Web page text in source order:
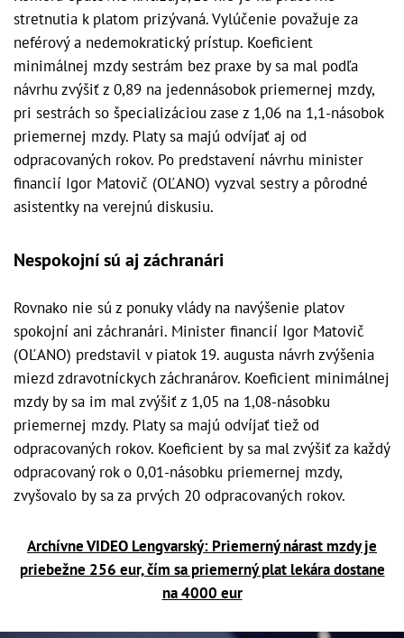
stretnutia k platom prizývaná. Vylúčenie považuje za
neférový a nedemokratický prístup. Koeficient
minimálnej mzdy sestrám bez praxe by sa mal podľa
návrhu zvýšiť z 0,89 na jedennásobok priemernej mzdy,
pri sestrách so špecializáciou zase z 1,06 na 1,1-násobok
priemernej mzdy. Platy sa majú odvíjať aj od
odpracovaných rokov. Po predstavení návrhu minister
financií Igor Matovič (OĽANO) vyzval sestry a pôrodné
asistentky na verejnú diskusiu.
Nespokojní sú aj záchranári
Rovnako nie sú z ponuky vlády na navýšenie platov
spokojní ani záchranári. Minister financií Igor Matovič
(OĽANO) predstavil v piatok 19. augusta návrh zvýšenia
miezd zdravotníckych záchranárov. Koeficient minimálnej
mzdy by sa im mal zvýšiť z 1,05 na 1,08-násobku
priemernej mzdy. Platy sa majú odvíjať tiež od
odpracovaných rokov. Koeficient by sa mal zvýšiť za každý
odpracovaný rok o 0,01-násobku priemernej mzdy,
zvyšovalo by sa za prvých 20 odpracovaných rokov.
Archívne VIDEO Lengvarský: Priemerný nárast mzdy je
priebežne 256 eur, čím sa priemerný plat lekára dostane
na 4000 eur